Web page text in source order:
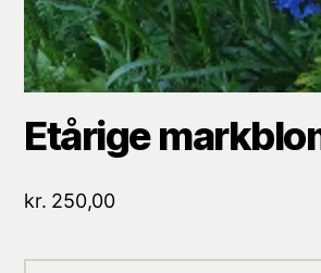
Etårige
kr. 250,00